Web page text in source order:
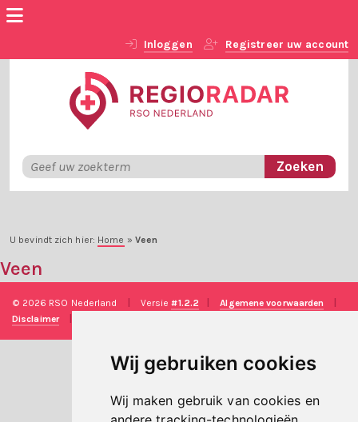
Wij gebruiken cookies
Wij maken gebruik van cookies en
Inloggen Registreer uw account
U bevindt zich hier: Home » Veen
Veen
© 2026 RSO Nederland Versie#1.2.2 Algemene voorwaarden
Disclaimer